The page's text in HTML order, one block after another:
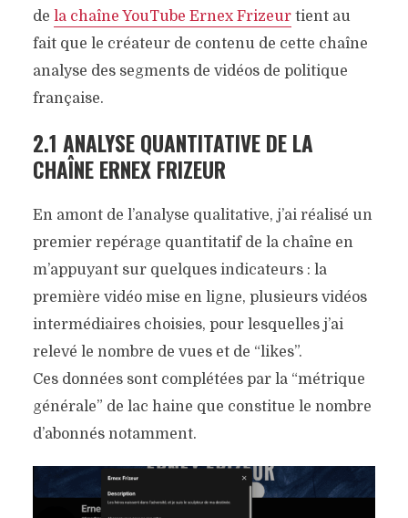
de la chaîne YouTube Ernex Frizeurtient au
fait que le créateur de contenu de cette chaîne
analyse des segments de vidéos de politique
française.
2.1 ANALYSE QUANTITATIVE DE LA
CHAÎNE ERNEX FRIZEUR
En amont de l’analyse qualitative, j’ai réalisé un
premier repérage quantitatif de la chaîne en
m’appuyant sur quelques indicateurs : la
première vidéo mise en ligne, plusieurs vidéos
intermédiaires choisies, pour lesquelles j’ai
relevé le nombre de vues et de “likes”.
Ces données sont complétées par la “métrique
générale” de lac haine que constitue le nombre
d’abonnés notamment.